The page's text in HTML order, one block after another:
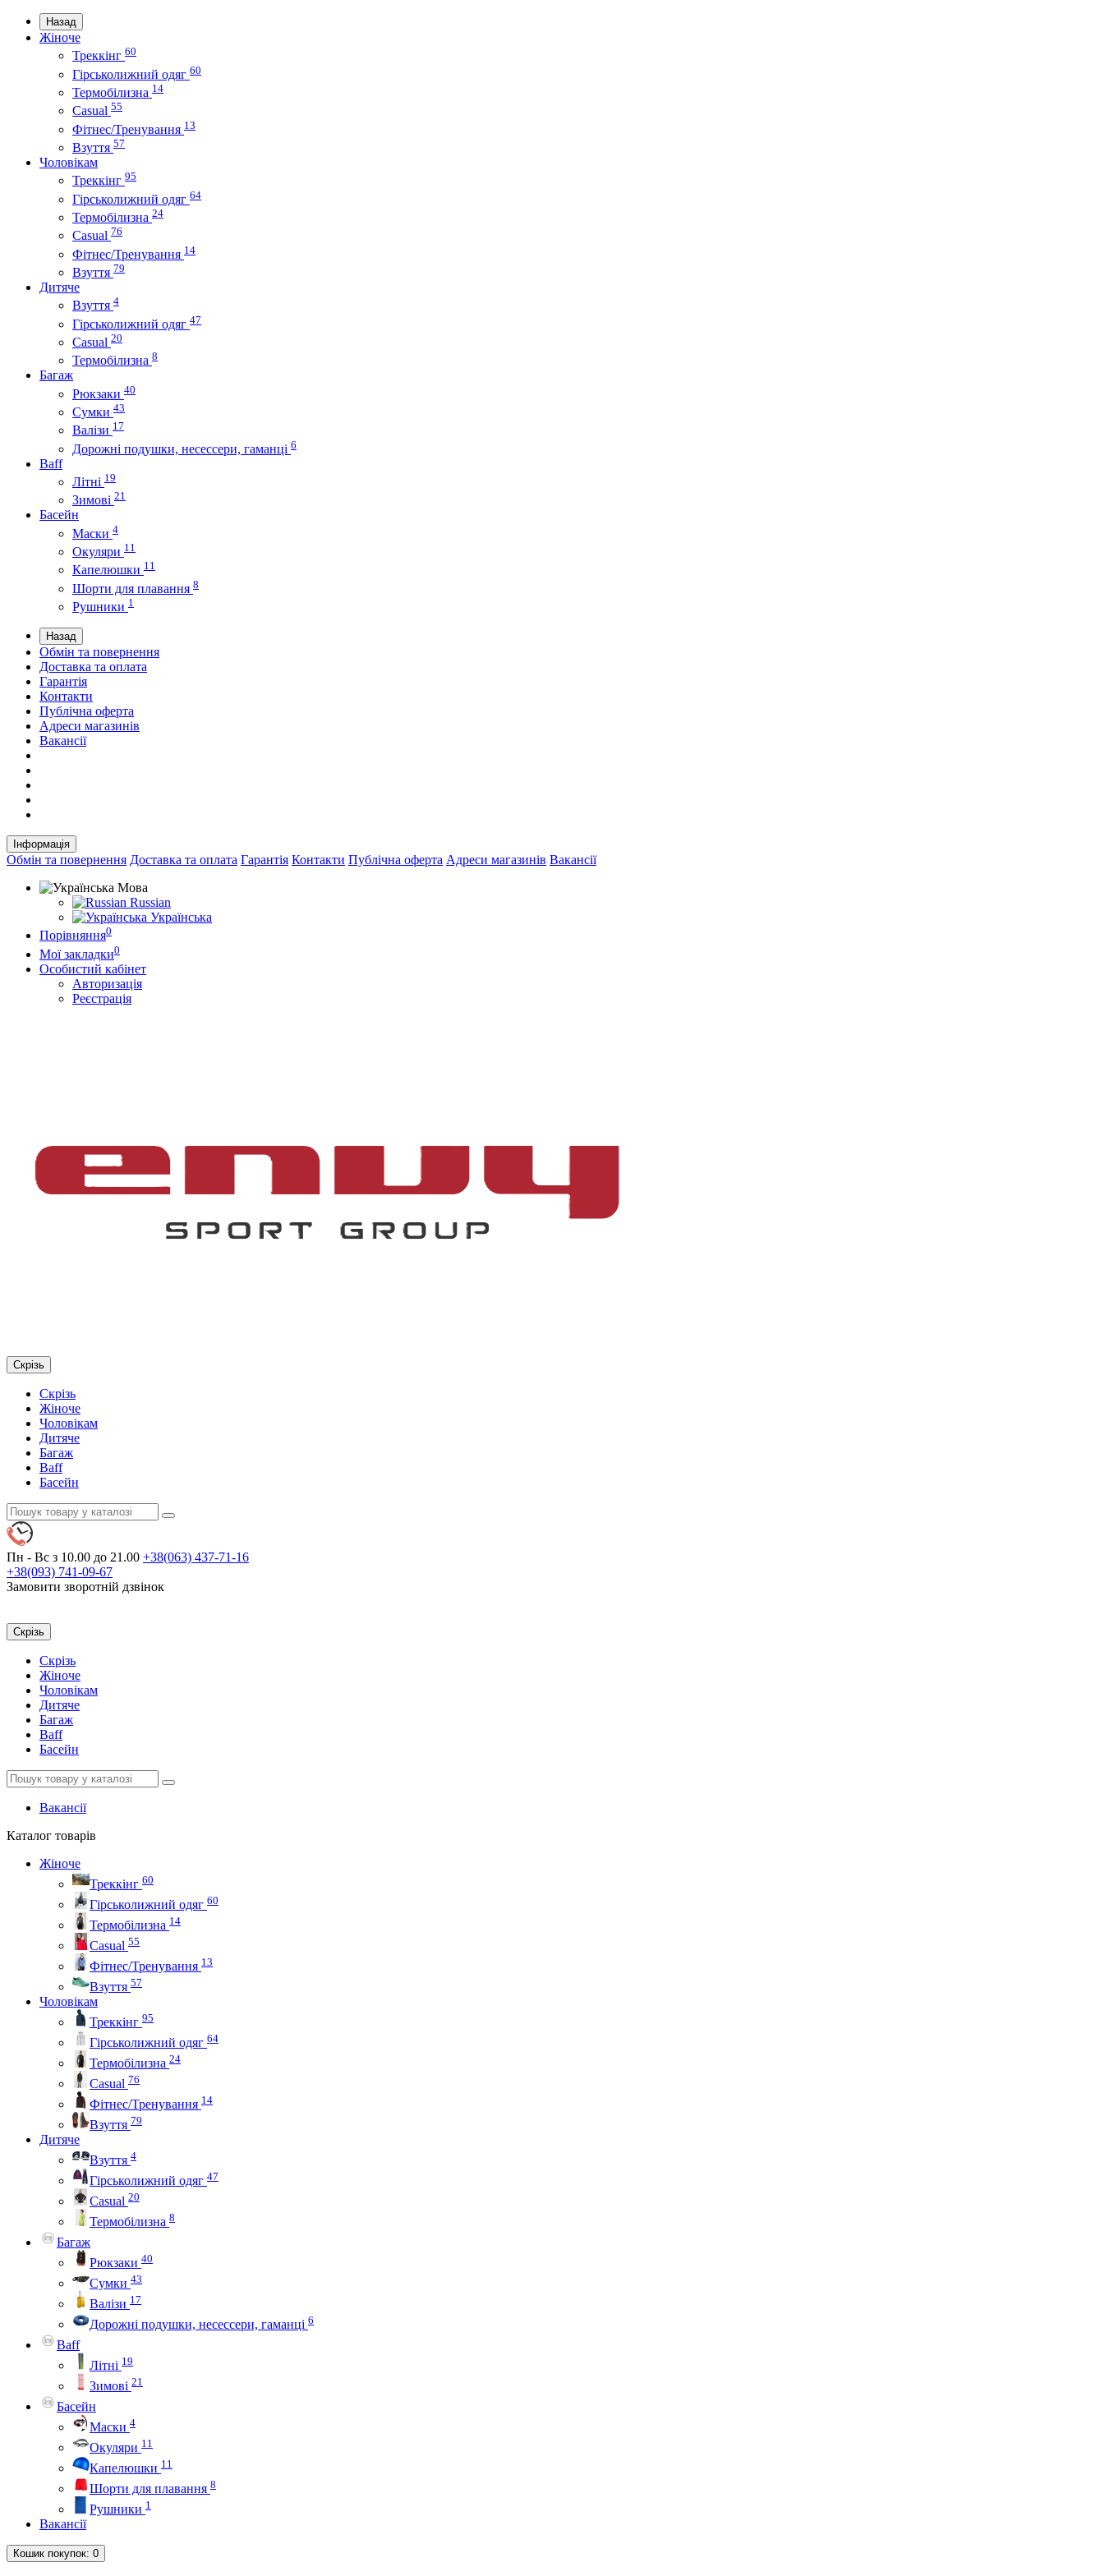
Назад
Жіноче
Треккінг 60
Гірськолижний одяг 60
Термобілизна 14
Casual 55
Фітнес/Тренування 13
Взуття 57
Чоловікам
Треккінг 95
Гірськолижний одяг 64
Термобілизна 24
Casual 76
Фітнес/Тренування 14
Взуття 79
Дитяче
Взуття 4
Гірськолижний одяг 47
Casual 20
Термобілизна 8
Багаж
Рюкзаки 40
Сумки 43
Валізи 17
Дорожні подушки, несессери, гаманці 6
Baff
Літні 19
Зимові 21
Басейн
Маски 4
Окуляри 11
Капелюшки 11
Шорти для плавання 8
Рушники 1
Назад
Обмін та повернення
Доставка та оплата
Гарантія
Контакти
Публічна оферта
Адреси магазинів
Вакансії
Інформація
Обмін та повернення Доставка та оплата Гарантія Контакти Публічна оферта Адреси магазинів Вакансії
Мова
Russian
Українська
Порівняння0
Мої закладки0
Особистий кабінет
Авторизація
Реєстрація
Скрізь
Скрізь
Жіноче
Чоловікам
Дитяче
Багаж
Baff
Басейн
Пн - Вс з 10.00 до 21.00 +38(063) 437-71-16
+38(093) 741-09-67
Замовити зворотній дзвінок
Скрізь
Скрізь
Жіноче
Чоловікам
Дитяче
Багаж
Baff
Басейн
Вакансії
Каталог товарів
Жіноче
Треккінг 60
Гірськолижний одяг 60
Термобілизна 14
Casual 55
Фітнес/Тренування 13
Взуття 57
Чоловікам
Треккінг 95
Гірськолижний одяг 64
Термобілизна 24
Casual 76
Фітнес/Тренування 14
Взуття 79
Дитяче
Взуття 4
Гірськолижний одяг 47
Casual 20
Термобілизна 8
Багаж
Рюкзаки 40
Сумки 43
Валізи 17
Дорожні подушки, несессери, гаманці 6
Baff
Літні 19
Зимові 21
Басейн
Маски 4
Окуляри 11
Капелюшки 11
Шорти для плавання 8
Рушники 1
Вакансії
Кошик покупок: 0